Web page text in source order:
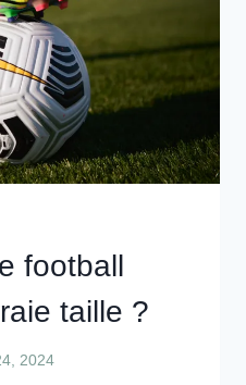
football
taille ?
2024